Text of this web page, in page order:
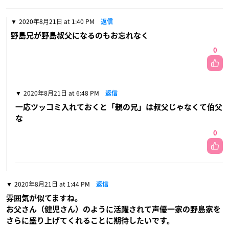
2020年8月21日 at 1:40 PM 返信
野島兄が野島叔父になるのもお忘れなく
0
2020年8月21日 at 6:48 PM 返信
一応ツッコミ入れておくと「親の兄」は叔父じゃなくて伯父
な
0
2020年8月21日 at 1:44 PM 返信
雰囲気が似てますね。
お父さん（健児さん）のように活躍されて声優一家の野島家を
さらに盛り上げてくれることに期待したいです。